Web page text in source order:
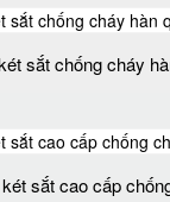
sắt chống cháy
két sắt cao cấp